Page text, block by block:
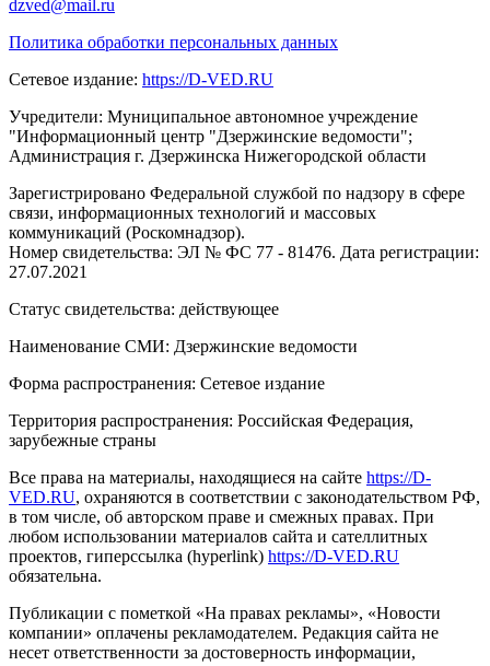
dzved@mail.ru
Политика обработки персональных данных
Сетевое издание: https://D-VED.RU
Учредители: Муниципальное автономное учреждение
"Информационный центр "Дзержинские ведомости";
Администрация г. Дзержинска Нижегородской области
Зарегистрировано Федеральной службой по надзору в сфере
связи, информационных технологий и массовых
коммуникаций (Роскомнадзор).
Номер свидетельства: ЭЛ № ФС 77 - 81476. Дата регистрации:
27.07.2021
Статус свидетельства: действующее
Наименование СМИ: Дзержинские ведомости
Форма распространения: Сетевое издание
Территория распространения: Российская Федерация,
зарубежные страны
Все права на материалы, находящиеся на сайте https://D-
VED.RU, охраняются в соответствии с законодательством РФ,
в том числе, об авторском праве и смежных правах. При
любом использовании материалов сайта и сателлитных
проектов, гиперссылка (hyperlink) https://D-VED.RU
обязательна.
Публикации с пометкой «На правах рекламы», «Новости
компании» оплачены рекламодателем. Редакция сайта не
несет ответственности за достоверность информации,